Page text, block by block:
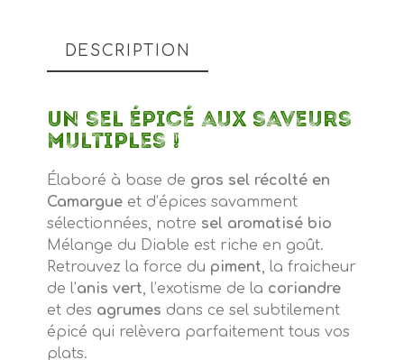
DESCRIPTION
Un sel épicé aux saveurs
multiples !
Élaboré à base de gros sel récolté en
Camargueet d’épices savamment
sélectionnées, notre sel aromatisé bio
Mélange du Diable est riche en goût.
Retrouvez la force du piment, la fraicheur
de l’anis vert, l’exotisme de la coriandre
et des agrumes dans ce sel subtilement
épicé qui relèvera parfaitement tous vos
plats.